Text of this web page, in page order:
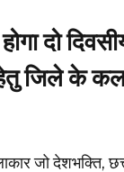
दो
जिले के
जो देशभक्ति,